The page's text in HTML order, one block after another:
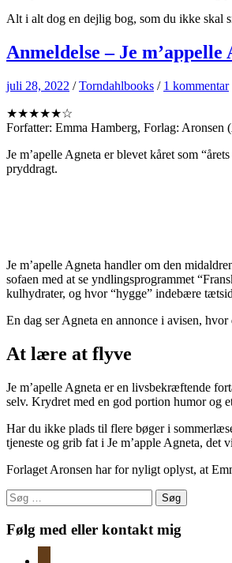
Alt i alt dog en dejlig bog, som du ikke skal
Anmeldelse – Je m’appelle
juli 28, 2022 /Torndahlbooks / 1 kommentar
★★★★★☆
Forfatter: Emma Hamberg, Forlag: Aronsen
Je m’apelle Agneta er blevet kåret som
pryddragt.
Je m’apelle Agneta handler om den
sofaen med at se yndlingsprogrammet
kulhydrater, og hvor “hygge” indebære
En dag ser Agneta en annonce i avisen,
At lære at flyve
Je m’apelle Agneta er en livsbekræftende
selv. Krydret med en god portion humor og
Har du ikke plads til flere bøger i
tjeneste og grib fat i Je m’apple Agneta, det
Forlaget Aronsen har for nyligt oplyst, at
Søg
efter:
Følg med eller kontakt mig